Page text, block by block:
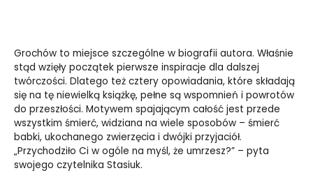
Grochów to miejsce szczególne w biografii autora. Właśnie
stąd wzięły początek pierwsze inspiracje dla dalszej
twórczości. Dlatego też cztery opowiadania, które składają
się na tę niewielką książkę, pełne są wspomnień i powrotów
do przeszłości. Motywem spajającym całość jest przede
wszystkim śmierć, widziana na wiele sposobów – śmierć
babki, ukochanego zwierzęcia i dwójki przyjaciół.
„Przychodziło Ci w ogóle na myśl, że umrzesz?” – pyta
swojego czytelnika Stasiuk.